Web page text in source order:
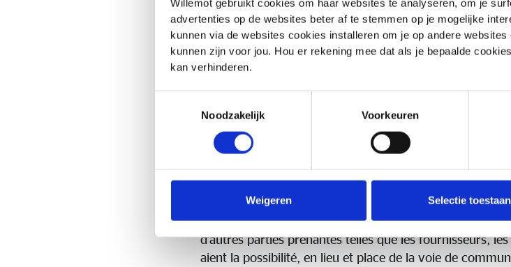
Willemot gebruikt cookies om haar websites te analyseren, om je
advertenties op de websites beter af te stemmen op je mogelijke
kunnen via de websites cookies installeren om je op andere
kunnen zijn voor jou. Hou er rekening mee dat als je bepaalde
kan verhinderen.
Noodzakelijk
Voorkeuren
Weigeren Selectie toestaan
souhaitable pour quelque raison que ce soit, ils peuvent
Objectif
Lorsqu’une personne viole une loi ou une politique
clients, ses actionnaires, son conseil d’administration,
personnes. Plus vite il sera mis fin à ces actes
concernées. Par conséquent, OVB WILLEMOT a mis en
veiller à ce que les employés, la direction et les
d’autres parties prenantes telles que les fournisseurs,
aient la possibilité, en lieu et place de la voie de